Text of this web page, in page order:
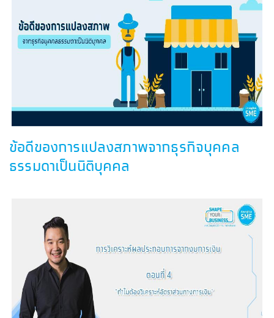
ข้อดีของการแปลงสภาพจากธุรกิจบุคคล
ธรรมดาเป็นนิติบุคคล